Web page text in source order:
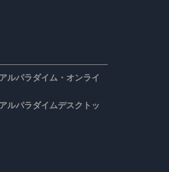
ルパラダイム・オンライ
ルパラダイムデスクトッ